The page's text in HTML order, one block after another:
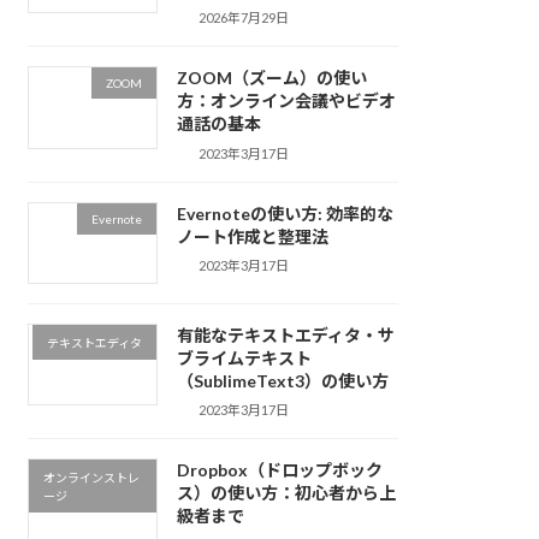
2026年7月29日
ZOOM
ZOOM（ズーム）の使い
方：オンライン会議やビデオ
通話の基本
2023年3月17日
Evernote
Evernoteの使い方: 効率的な
ノート作成と整理法
2023年3月17日
テキストエディタ
有能なテキストエディタ・サ
ブライムテキスト
（SublimeText3）の使い方
2023年3月17日
オンラインストレ
ージ
Dropbox（ドロップボック
ス）の使い方：初心者から上
級者まで